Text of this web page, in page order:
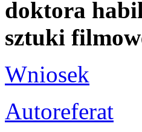
doktora
sztuki
Wniosek
Autoreferat